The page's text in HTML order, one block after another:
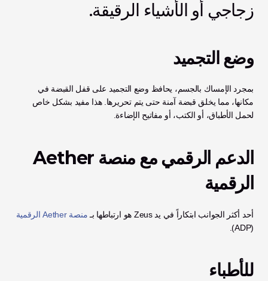
زجاجي أو الأشياء الرقيقة.
وضع التجميد
لحمل الأطباق، أو الكتب، أو مفاتيح الإضاءة.
الدعم الرقمي مع منصة Aether
الرقمية
أحد أكثر الجوانب ابتكاراً في يد Zeus هو ارتباطها بـ
منصة Aether الرقمية
(ADP).
للأطباء